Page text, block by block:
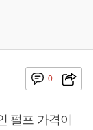
0
펄프 가격이